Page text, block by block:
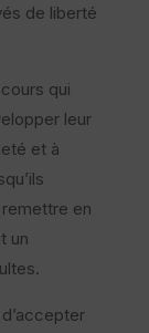
de liberté
qui
leur
et à
en
un